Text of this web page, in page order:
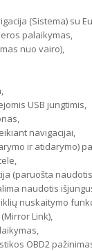
(Sistema) su
palaikymas,
nuo vairo),
USB jungtimis,
navigacijai,
ir atidarymo)
(paruošta
naudotis
nuskaitymo
Link),
OBD2